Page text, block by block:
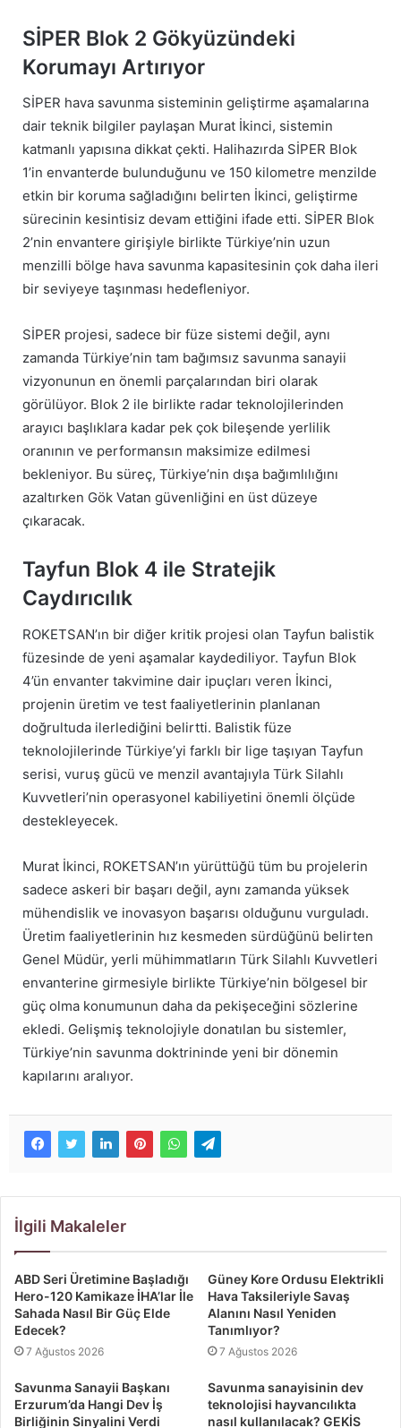
SİPER Blok 2 Gökyüzündeki
Korumayı Artırıyor
SİPER hava savunma sisteminin geliştirme aşamalarına
dair teknik bilgiler paylaşan Murat İkinci, sistemin
katmanlı yapısına dikkat çekti. Halihazırda SİPER Blok
1’in envanterde bulunduğunu ve 150 kilometre menzilde
etkin bir koruma sağladığını belirten İkinci, geliştirme
sürecinin kesintisiz devam ettiğini ifade etti. SİPER Blok
2’nin envantere girişiyle birlikte Türkiye’nin uzun
menzilli bölge hava savunma kapasitesinin çok daha ileri
bir seviyeye taşınması hedefleniyor.
SİPER projesi, sadece bir füze sistemi değil, aynı
zamanda Türkiye’nin tam bağımsız savunma sanayii
vizyonunun en önemli parçalarından biri olarak
görülüyor. Blok 2 ile birlikte radar teknolojilerinden
arayıcı başlıklara kadar pek çok bileşende yerlilik
oranının ve performansın maksimize edilmesi
bekleniyor. Bu süreç, Türkiye’nin dışa bağımlılığını
azaltırken Gök Vatan güvenliğini en üst düzeye
çıkaracak.
Tayfun Blok 4 ile Stratejik
Caydırıcılık
ROKETSAN’ın bir diğer kritik projesi olan Tayfun balistik
füzesinde de yeni aşamalar kaydediliyor. Tayfun Blok
4’ün envanter takvimine dair ipuçları veren İkinci,
projenin üretim ve test faaliyetlerinin planlanan
doğrultuda ilerlediğini belirtti. Balistik füze
teknolojilerinde Türkiye’yi farklı bir lige taşıyan Tayfun
serisi, vuruş gücü ve menzil avantajıyla Türk Silahlı
Kuvvetleri’nin operasyonel kabiliyetini önemli ölçüde
destekleyecek.
Murat İkinci, ROKETSAN’ın yürüttüğü tüm bu projelerin
sadece askeri bir başarı değil, aynı zamanda yüksek
mühendislik ve inovasyon başarısı olduğunu vurguladı.
Üretim faaliyetlerinin hız kesmeden sürdüğünü belirten
Genel Müdür, yerli mühimmatların Türk Silahlı Kuvvetleri
envanterine girmesiyle birlikte Türkiye’nin bölgesel bir
güç olma konumunun daha da pekişeceğini sözlerine
ekledi. Gelişmiş teknolojiyle donatılan bu sistemler,
Türkiye’nin savunma doktrininde yeni bir dönemin
kapılarını aralıyor.
İlgili Makaleler
ABD Seri Üretimine Başladığı
Hero-120 Kamikaze İHA’lar İle
Sahada Nasıl Bir Güç Elde
Edecek?
7 Ağustos 2026
Güney Kore Ordusu Elektrikli
Hava Taksileriyle Savaş
Alanını Nasıl Yeniden
Tanımlıyor?
7 Ağustos 2026
Savunma Sanayii Başkanı
Erzurum’da Hangi Dev İş
Birliğinin Sinyalini Verdi
Savunma sanayisinin dev
teknolojisi hayvancılıkta
nasıl kullanılacak? GEKİS